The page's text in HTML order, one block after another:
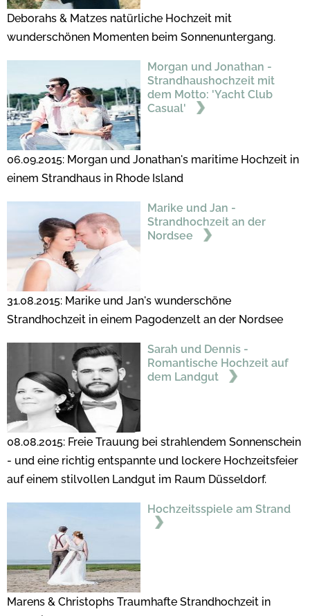
Deborahs & Matzes natürliche Hochzeit mit
wunderschönen Momenten beim Sonnenuntergang.
Morgan und Jonathan -
Strandhaushochzeit mit
dem Motto: 'Yacht Club
Casual'
06.09.2015: Morgan und Jonathan's maritime Hochzeit in
einem Strandhaus in Rhode Island
Marike und Jan -
Strandhochzeit an der
Nordsee
31.08.2015: Marike und Jan's wunderschöne
Strandhochzeit in einem Pagodenzelt an der Nordsee
Sarah und Dennis -
Romantische Hochzeit auf
dem Landgut
08.08.2015: Freie Trauung bei strahlendem Sonnenschein
- und eine richtig entspannte und lockere Hochzeitsfeier
auf einem stilvollen Landgut im Raum Düsseldorf.
Hochzeitsspiele am Strand
Marens & Christophs Traumhafte Strandhochzeit in